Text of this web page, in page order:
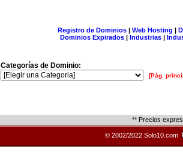
Registro de Dominios| Web Hosting |
Dominios Expirados | Industrias |
Categorías de Dominio:
[Pág.
** Precios
© 2002/2022 Solo10.com